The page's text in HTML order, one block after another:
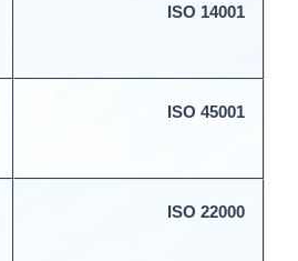
ISO 14001
ISO 45001
ISO 22000